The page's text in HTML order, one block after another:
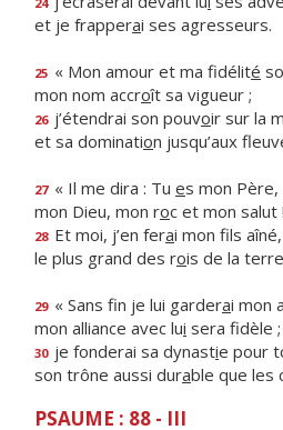
et je frapperai ses agresseurs.
25 « Mon amour et ma fidélité
mon nom accroît sa vigueur ;
26 j’étendrai son pouvoir sur la
et sa domination jusqu’aux
27 « Il me dira : Tu es mon Père,
mon Dieu, mon roc et mon salut !
28 Et moi, j’en ferai mon fils aîné,
le plus grand des rois de la
29 « Sans fin je lui garderai mon
mon alliance avec lui sera fidèle ;
30 je fonderai sa dynastie pour
son trône aussi durable que les
PSAUME : 88 - III